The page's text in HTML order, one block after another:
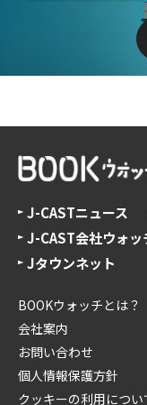
J-CASTニュース
J-CAST会社ウォッ
Jタウンネット
BOOKウォッチとは？
会社案内
お問い合わせ
個人情報保護方針
クッキーの利用につい